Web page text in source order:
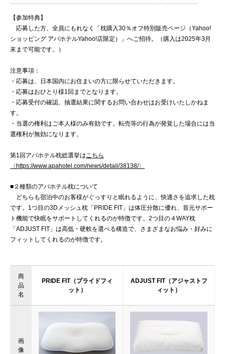
【参加特典】
応募した方、全員にもれなく「枕購入30％オフ特別販売ページ（Yahoo!
ショッピング アパホテルYahoo!店限定）」へご招待。（購入は2025年3月
末まで可能です。）
注意事項：
・応募は、日本国内にお住まいの方に限らせていただきます。
・応募はおひとり様1回までとなります。
・応募受付の確認、抽選結果に関するお問い合わせはお受けいたしかねま
す。
・当選の権利はご本人様のみ有効です。転売等の行為が発覚した場合には当
選権利が無効になります。
第1回アパホテル枕総選挙はこちら
〈https://www.apahotel.com/news/detail/38138/〉
■２種類のアパホテル枕について
どちらも宿泊中のお客様がぐっすりと眠れるように、快適さを追求した枕
です。1つ目の3Dメッシュ枕「PRIDE FIT」は体圧分散に優れ、首元サポー
ト機能で快眠をサポートしてくれるのが特徴です。2つ目の４WAY枕
「ADJUST FIT」は高低・硬軟を選べる構造で、さまざまなお悩み・好みに
フィットしてくれるのが特徴です。
商
品
名
PRIDE FIT（プライドフィ
ット）
ADJUST FIT（アジャストフ
ィット）
画
像